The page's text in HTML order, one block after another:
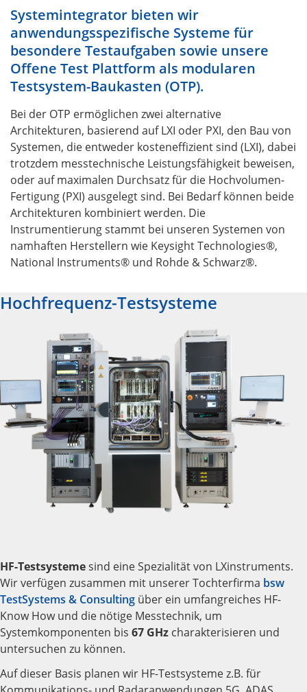
Systemintegrator bieten wir
anwendungsspezifische Systeme für
besondere Testaufgaben sowie unsere
Offene Test Plattform als modularen
Testsystem-Baukasten (OTP).
Bei der OTP ermöglichen zwei alternative
Architekturen, basierend auf LXI oder PXI, den Bau von
Systemen, die entweder kosteneffizient sind (LXI), dabei
trotzdem messtechnische Leistungsfähigkeit beweisen,
oder auf maximalen Durchsatz für die Hochvolumen-
Fertigung (PXI) ausgelegt sind. Bei Bedarf können beide
Architekturen kombiniert werden. Die
Instrumentierung stammt bei unseren Systemen von
namhaften Herstellern wie Keysight Technologies®,
National Instruments® und Rohde & Schwarz®.
Hochfrequenz-Testsysteme
HF-Testsystemesind eine Spezialität von LXinstruments.
Wir verfügen zusammen mit unserer Tochterfirma bsw
TestSystems & Consulting über ein umfangreiches HF-
Know How und die nötige Messtechnik, um
Systemkomponenten bis 67 GHz charakterisieren und
untersuchen zu können.
Auf dieser Basis planen wir HF-Testsysteme z.B. für